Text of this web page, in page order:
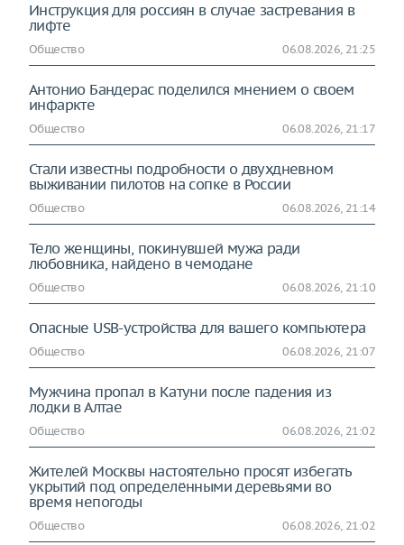
Инструкция для россиян в случае застревания в
лифте
Общество 06.08.2026, 21:25
Антонио Бандерас поделился мнением о своем
инфаркте
Общество 06.08.2026, 21:17
Стали известны подробности о двухдневном
выживании пилотов на сопке в России
Общество 06.08.2026, 21:14
Тело женщины, покинувшей мужа ради
любовника, найдено в чемодане
Общество 06.08.2026, 21:10
Опасные USB-устройства для вашего компьютера
Общество 06.08.2026, 21:07
Мужчина пропал в Катуни после падения из
лодки в Алтае
Общество 06.08.2026, 21:02
Жителей Москвы настоятельно просят избегать
укрытий под определёнными деревьями во
время непогоды
Общество 06.08.2026, 21:02